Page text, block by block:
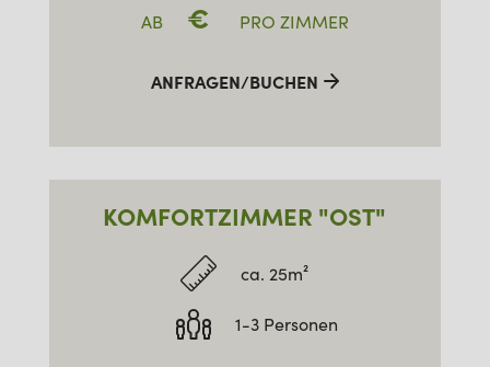
AB € PRO ZIMMER
ANFRAGEN/BUCHEN
KOMFORTZIMMER "OST"
ca. 25m²
1-3 Personen